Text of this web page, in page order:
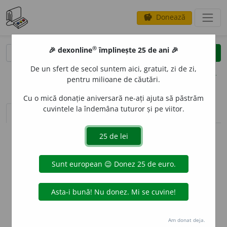
savings Donează
clear
opțiuni
sinteza definițiilor (1) definiții (13) declinări
info
Aceste definiții sunt compilate de
echipa dexonline. Definițiile
originale se află pe filadefiniții.
preferințe
🎉 dexonline® împlinește 25 de ani 🎉
De un sfert de secol suntem aici, gratuit, zi de zi,
pentru milioane de căutări.
Cu o mică donație aniversară ne-ați ajuta să păstrăm
cuvintele la îndemâna tuturor și pe viitor.
Am donat deja.